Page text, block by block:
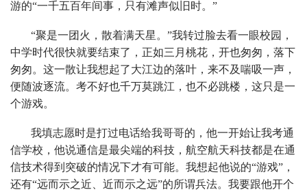
游的“一千五百年间事，只有滩声似旧时。”
“聚是一团火，散着满天星。”我转过脸去看一眼校园，
中学时代很快就要结束了，正如三月桃花，开也匆匆，落下
匆匆。这一散让我想起了大江边的落叶，来不及喘吸一声，
便随波逐流。考不好也千万莫跳江，也不必跳楼，这只是一
个游戏。
我填志愿时是打过电话给我哥哥的，他一开始让我考通
信学校，他说通信是最尖端的科技，航空航天科技都是在通
信技术得到突破的情况下才有可能。我想起他说的“游戏”，
还有“远而示之近、近而示之远”的所谓兵法。我要跟他开个